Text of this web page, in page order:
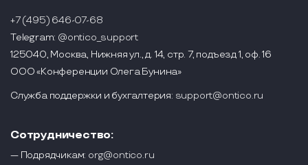
+7 (495) 646-07-68
Telegram: @ontico_support
125040, Москва, Нижняя ул., д. 14, стр. 7, подъезд 1, оф. 16
ООО «Конференции Олега Бунина»
Служба поддержки и бухгалтерия: support@ontico.ru
Сотрудничество:
— Подрядчикам: org@ontico.ru